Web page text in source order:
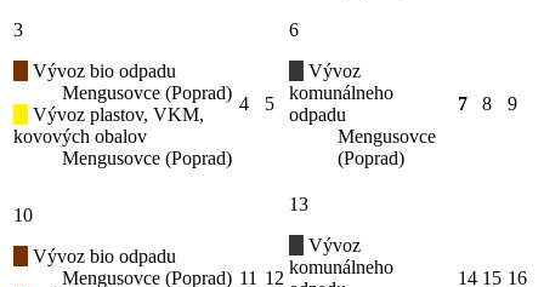
3
Vývoz bio odpadu
Mengusovce (Poprad)
Vývoz plastov, VKM,
kovových obalov
Mengusovce (Poprad)
4 5
6
Vývoz
komunálneho
odpadu
Mengusovce
(Poprad)
7 8 9
10
Vývoz bio odpadu
Mengusovce (Poprad) 11 12
13
Vývoz
komunálneho
14 15 16